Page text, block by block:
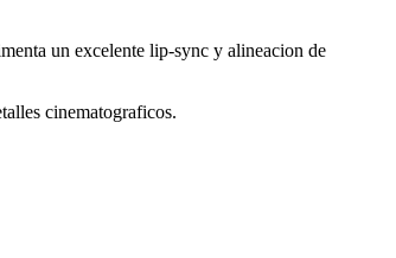
un excelente lip-sync y alineacion de
cinematograficos.